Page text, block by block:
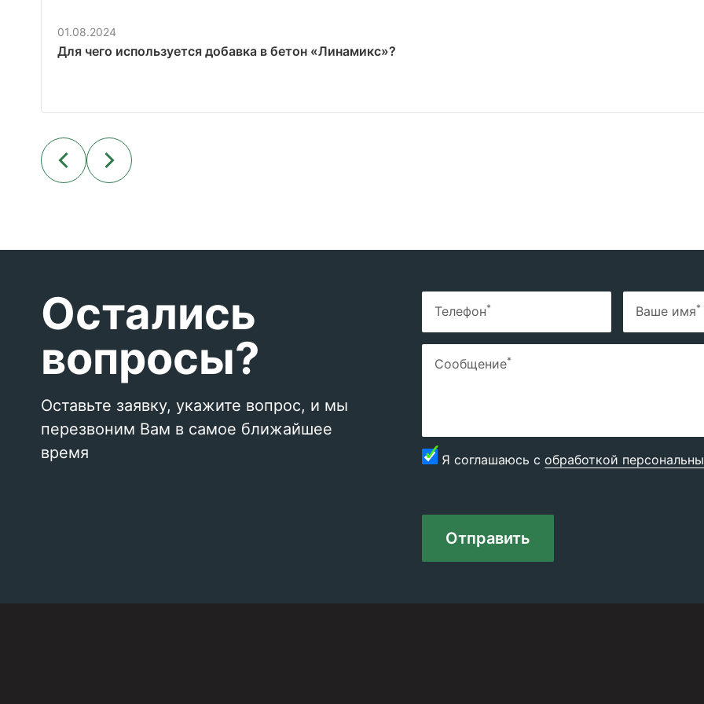
01.08.2024
Для чего используется добавка в бетон «Линамикс»?
Остались
вопросы?
Оставьте заявку, укажите вопрос, и мы
перезвоним Вам в самое ближайшее
время
Телефон* Ваше имя*
Сообщение*
Я соглашаюсь с обработкой
Отправить